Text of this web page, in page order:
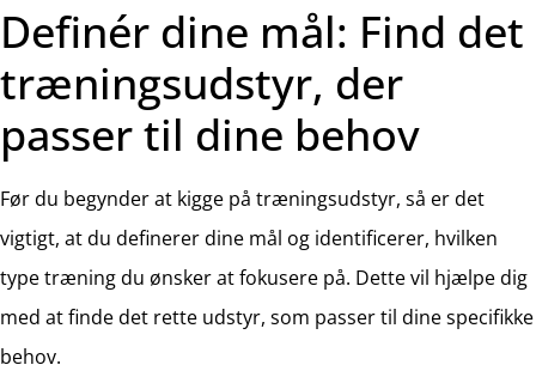
Definér dine mål: Find det
træningsudstyr, der
passer til dine behov
Før du begynder at kigge på træningsudstyr, så er det
vigtigt, at du definerer dine mål og identificerer, hvilken
type træning du ønsker at fokusere på. Dette vil hjælpe dig
med at finde det rette udstyr, som passer til dine specifikke
behov.